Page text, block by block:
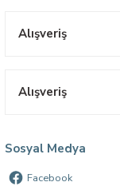
Alışveriş
Alışveriş
Sosyal Medya
Facebook